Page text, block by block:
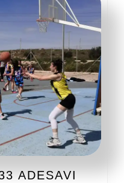
ADESAVI